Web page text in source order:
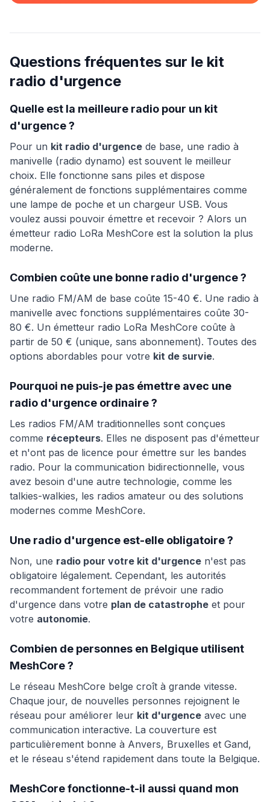
Questions fréquentes sur le kit
radio d'urgence
Quelle est la meilleure radio pour un kit
d'urgence ?
Pour un kit radio d'urgence de base, une radio à
manivelle (radio dynamo) est souvent le meilleur
choix. Elle fonctionne sans piles et dispose
généralement de fonctions supplémentaires comme
une lampe de poche et un chargeur USB. Vous
voulez aussi pouvoir émettre et recevoir ? Alors un
émetteur radio LoRa MeshCore est la solution la plus
moderne.
Combien coûte une bonne radio d'urgence ?
Une radio FM/AM de base coûte 15-40 €. Une radio à
manivelle avec fonctions supplémentaires coûte 30-
80 €. Un émetteur radio LoRa MeshCore coûte à
partir de 50 € (unique, sans abonnement). Toutes des
options abordables pour votre kit de survie.
Pourquoi ne puis-je pas émettre avec une
radio d'urgence ordinaire ?
Les radios FM/AM traditionnelles sont conçues
comme récepteurs. Elles ne disposent pas d'émetteur
et n'ont pas de licence pour émettre sur les bandes
radio. Pour la communication bidirectionnelle, vous
avez besoin d'une autre technologie, comme les
talkies-walkies, les radios amateur ou des solutions
modernes comme MeshCore.
Une radio d'urgence est-elle obligatoire ?
Non, une radio pour votre kit d'urgence n'est pas
obligatoire légalement. Cependant, les autorités
recommandent fortement de prévoir une radio
d'urgence dans votre plan de catastrophe et pour
votre autonomie.
Combien de personnes en Belgique utilisent
MeshCore ?
Le réseau MeshCore belge croît à grande vitesse.
Chaque jour, de nouvelles personnes rejoignent le
réseau pour améliorer leur kit d'urgence avec une
communication interactive. La couverture est
particulièrement bonne à Anvers, Bruxelles et Gand,
et le réseau s'étend rapidement dans toute la Belgique.
MeshCore fonctionne-t-il aussi quand mon